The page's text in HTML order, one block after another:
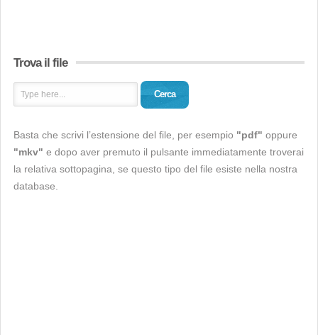
Trova il file
Cerca
Basta che scrivi l’estensione del file, per esempio "pdf" oppure
"mkv" e dopo aver premuto il pulsante immediatamente troverai
la relativa sottopagina, se questo tipo del file esiste nella nostra
database.